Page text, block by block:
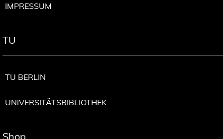
IMPRESSUM
TU
TU BERLIN
UNIVERSITÄTSBIBLIOTHEK
Shop